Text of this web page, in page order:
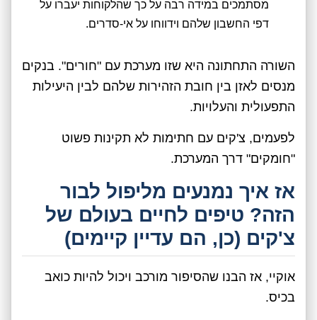
מסתמכים במידה רבה על כך שהלקוחות יעברו על
דפי החשבון שלהם וידווחו על אי-סדרים.
השורה התחתונה היא שזו מערכת עם "חורים". בנקים
מנסים לאזן בין חובת הזהירות שלהם לבין היעילות
התפעולית והעלויות.
לפעמים, צ'קים עם חתימות לא תקינות פשוט
"חומקים" דרך המערכת.
אז איך נמנעים מליפול לבור
הזה? טיפים לחיים בעולם של
צ'קים (כן, הם עדיין קיימים)
אוקיי, אז הבנו שהסיפור מורכב ויכול להיות כואב
בכיס.